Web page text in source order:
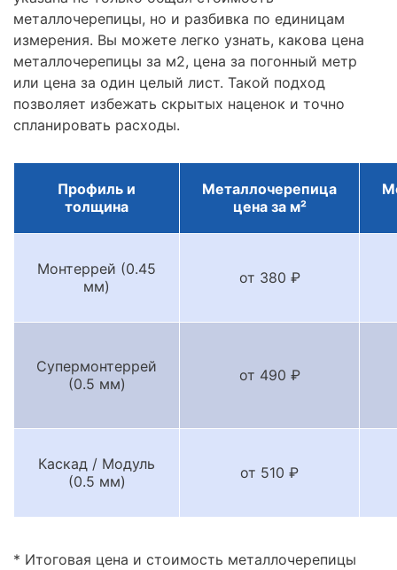
металлочерепицы, но и разбивка по единицам
измерения. Вы можете легко узнать, какова цена
металлочерепицы за м2, цена за погонный метр
или цена за один целый лист. Такой подход
позволяет избежать скрытых наценок и точно
спланировать расходы.
Профиль и
толщина
Металлочерепица
цена за м²
Монтеррей (0.45
мм)
от 380 ₽
Супермонтеррей
(0.5 мм)
от 490 ₽
Каскад / Модуль
(0.5 мм)
от 510 ₽
* Итоговая цена и стоимость металлочерепицы